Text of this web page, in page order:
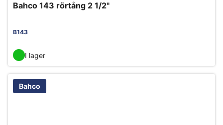
Bahco 143 rörtång 2 1/2"
B143
I lager
Bahco